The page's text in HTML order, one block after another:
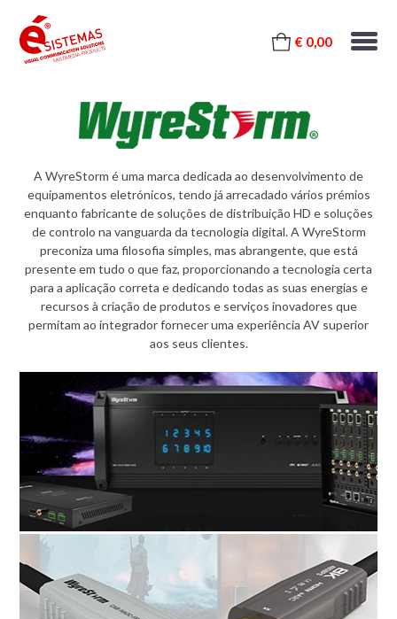
€ 0,00
A WyreStorm é uma marca dedicada ao desenvolvimento de
equipamentos eletrónicos, tendo já arrecadado vários prémios
enquanto fabricante de soluções de distribuição HD e soluções
de controlo na vanguarda da tecnologia digital. A WyreStorm
preconiza uma filosofia simples, mas abrangente, que está
presente em tudo o que faz, proporcionando a tecnologia certa
para a aplicação correta e dedicando todas as suas energias e
recursos à criação de produtos e serviços inovadores que
permitam ao integrador fornecer uma experiência AV superior
aos seus clientes.